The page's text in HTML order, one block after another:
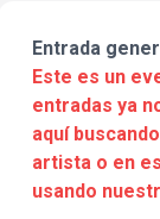
Entrada
Este es un
entradas ya
aquí
artista o en
usando